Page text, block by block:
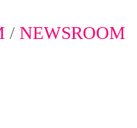
/ NEWSROOM